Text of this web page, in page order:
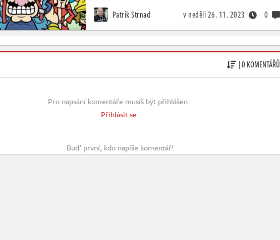
Patrik Strnad v neděli26. 11. 2023 0
| 0 KOMENTÁŘŮ
Pro napsání komentáře musíš být přihlášen.
Přihlásit se
Buď první, kdo napíše komentář!